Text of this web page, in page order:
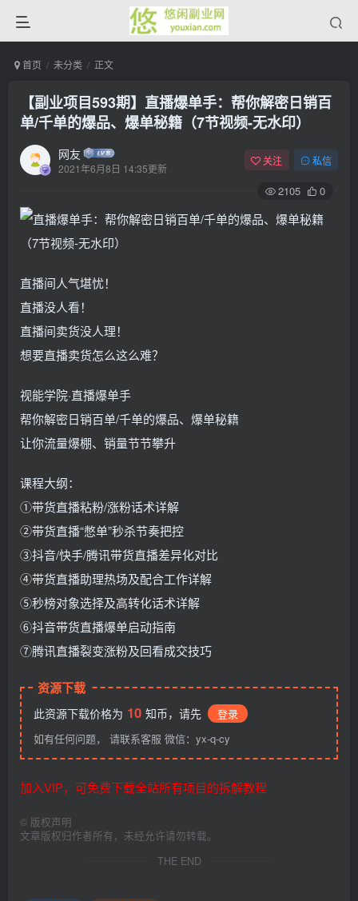
首页 未分类 正文
【副业项目593期】直播爆单手：帮你解密日销百
单/千单的爆品、爆单秘籍（7节视频-无水印）
网友
2021年6月8日 14:35更新
关注 私信
2105 0
直播间人气堪忧！
直播没人看！
直播间卖货没人理！
想要直播卖货怎么这么难？
视能学院·直播爆单手
帮你解密日销百单/千单的爆品、爆单秘籍
让你流量爆棚、销量节节攀升
课程大纲：
①带货直播粘粉/涨粉话术详解
②带货直播“憋单”秒杀节奏把控
③抖音/快手/腾讯带货直播差异化对比
④带货直播助理热场及配合工作详解
⑤秒榜对象选择及高转化话术详解
⑥抖音带货直播爆单启动指南
⑦腾讯直播裂变涨粉及回看成交技巧
资源下载
此资源下载价格为 10 知币，请先
登录
如有任何问题， 请联系客服 微信：yx-q-cy
加入VIP，可免费下载全站所有项目的拆解教程
© 版权声明
文章版权归作者所有，未经允许请勿转载。
THE END